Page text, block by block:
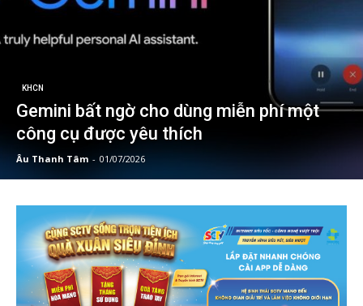
KHCN
Gemini bất ngờ cho dùng miễn phí một
công cụ được yêu thích
Âu Thanh Tâm - 01/07/2026